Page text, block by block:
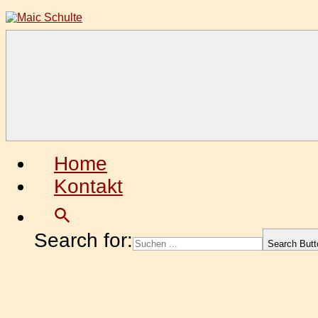
Zum
Inhalt
Home
Kontakt
Search for: Search